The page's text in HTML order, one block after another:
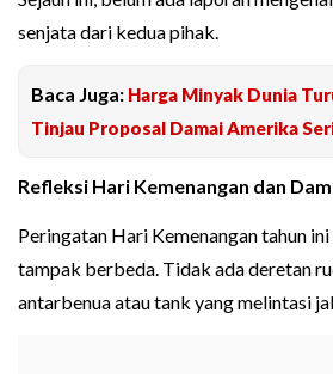
senjata dari kedua pihak.
Baca Juga: Harga Minyak Dunia
Tinjau Proposal Damai Amerika
Refleksi Hari Kemenangan dan
Peringatan Hari Kemenangan tahun
tampak berbeda. Tidak ada deretan
antarbenua atau tank yang melintasi